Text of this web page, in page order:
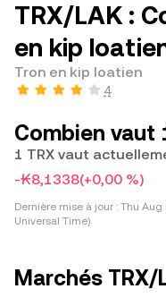
TRX/LAK :
en kip
Tron en kip loatien
4
Combien vaut
1 TRX vaut
-₭8,1338(+0,00 %)
Dernière mise à jour : Thu Aug
Universal Time)
Marchés TRX/